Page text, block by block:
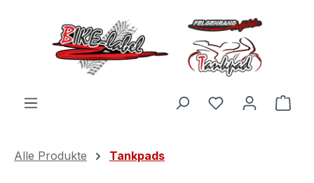
Zum Hauptinhalt springen
Du hast 0
Alle Produkte Tankpads